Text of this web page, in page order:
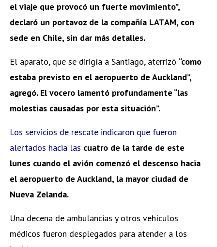
el viaje que provocó un fuerte movimiento”,
declaró un portavoz de la compañía LATAM, con
sede en Chile, sin dar más detalles.
El aparato, que se dirigía a Santiago, aterrizó “como
estaba previsto en el aeropuerto de Auckland”,
agregó. El vocero lamentó profundamente “las
molestias causadas por esta situación”.
Los servicios de rescate indicaron que fueron
alertados hacia las cuatro de la tarde de este
lunes cuando el avión comenzó el descenso hacia
el aeropuerto de Auckland, la mayor ciudad de
Nueva Zelanda.
Una decena de ambulancias y otros vehículos
médicos fueron desplegados para atender a los